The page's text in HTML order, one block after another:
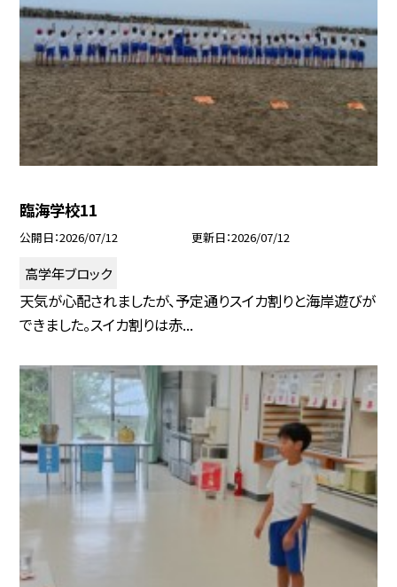
臨海学校11
公開日 2026/07/12 更新日 2026/07/12
高学年ブロック
天気が心配されましたが、予定通りスイカ割りと海岸遊びが
できました。スイカ割りは赤...